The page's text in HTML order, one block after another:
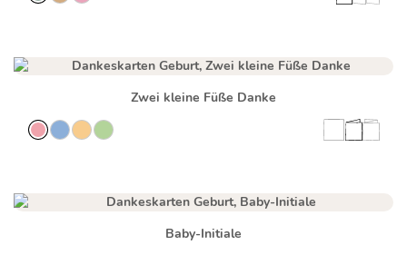
Zwei kleine Füße Danke
Baby-Initiale